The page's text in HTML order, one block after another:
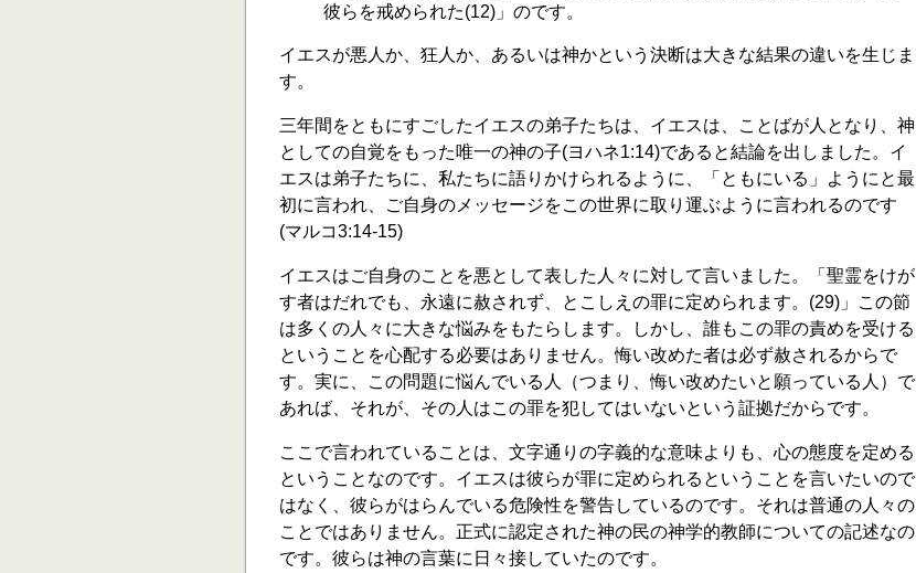
彼らを戒められた(12)」のです。
イエスが悪人か、狂人か、あるいは神かという決断は大きな結果の違いを生じま
す。
三年間をともにすごしたイエスの弟子たちは、イエスは、ことばが人となり、神
としての自覚をもった唯一の神の子(ヨハネ1:14)であると結論を出しました。イ
エスは弟子たちに、私たちに語りかけられるように、「ともにいる」ようにと最
初に言われ、ご自身のメッセージをこの世界に取り運ぶように言われるのです
(マルコ3:14-15)
イエスはご自身のことを悪として表した人々に対して言いました。「聖霊をけが
す者はだれでも、永遠に赦されず、とこしえの罪に定められます。(29)」この節
は多くの人々に大きな悩みをもたらします。しかし、誰もこの罪の責めを受ける
ということを心配する必要はありません。悔い改めた者は必ず赦されるからで
す。実に、この問題に悩んでいる人（つまり、悔い改めたいと願っている人）で
あれば、それが、その人はこの罪を犯してはいないという証拠だからです。
ここで言われていることは、文字通りの字義的な意味よりも、心の態度を定める
ということなのです。イエスは彼らが罪に定められるということを言いたいので
はなく、彼らがはらんでいる危険性を警告しているのです。それは普通の人々の
ことではありません。正式に認定された神の民の神学的教師についての記述なの
です。彼らは神の言葉に日々接していたのです。